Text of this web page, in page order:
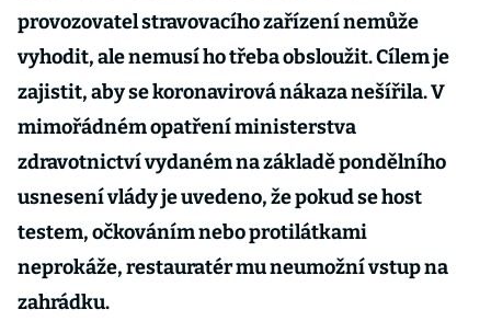
provozovatel stravovacího zařízení nemůže
vyhodit, ale nemusí ho třeba obsloužit. Cílem je
zajistit, aby se koronavirová nákaza nešířila. V
mimořádném opatření ministerstva
zdravotnictví vydaném na základě pondělního
usnesení vlády je uvedeno, že pokud se host
testem, očkováním nebo protilátkami
neprokáže, restauratér mu neumožní vstup na
zahrádku.